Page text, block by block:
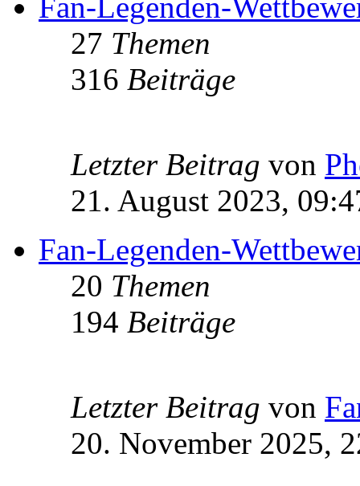
27 Themen
316 Beiträge
Letzter Beitrag von
21. August 2023,
Fan-Legenden-
20 Themen
194 Beiträge
Letzter Beitrag von
20. November 2025,